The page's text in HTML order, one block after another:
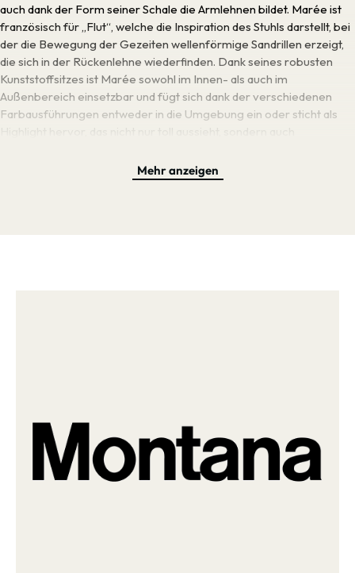
auch dank der Form seiner Schale die Armlehnen bildet. Marée ist
französisch für „Flut“, welche die Inspiration des Stuhls darstellt, bei
der die Bewegung der Gezeiten wellenförmige Sandrillen erzeigt,
die sich in der Rückenlehne wiederfinden. Dank seines robusten
Kunststoffsitzes ist Marée sowohl im Innen- als auch im
Außenbereich einsetzbar und fügt sich dank der verschiedenen
Farbausführungen entweder in die Umgebung ein oder sticht als
eine drehbare Swivel-Basis ergänzt, die für tolle Beweglichkeit
sorgt und so besonders im beruflichen oder privaten Kontext am
Mehr anzeigen